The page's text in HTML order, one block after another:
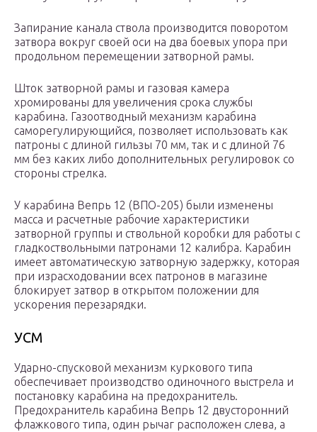
Запирание канала ствола производится поворотом
затвора вокруг своей оси на два боевых упора при
продольном перемещении затворной рамы.
Шток затворной рамы и газовая камера
хромированы для увеличения срока службы
карабина. Газоотводный механизм карабина
саморегулирующийся, позволяет использовать как
патроны с длиной гильзы 70 мм, так и с длиной 76
мм без каких либо дополнительных регулировок со
стороны стрелка.
У карабина Вепрь 12 (ВПО-205) были изменены
масса и расчетные рабочие характеристики
затворной группы и ствольной коробки для работы с
гладкоствольными патронами 12 калибра. Карабин
имеет автоматическую затворную задержку, которая
при израсходовании всех патронов в магазине
блокирует затвор в открытом положении для
ускорения перезарядки.
УСМ
Ударно-спусковой механизм куркового типа
обеспечивает производство одиночного выстрела и
постановку карабина на предохранитель.
Предохранитель карабина Вепрь 12 двусторонний
флажкового типа, один рычаг расположен слева, а